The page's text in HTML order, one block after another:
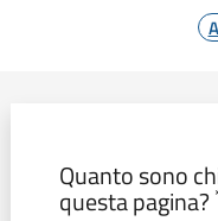
Quanto sono
questa pagina?